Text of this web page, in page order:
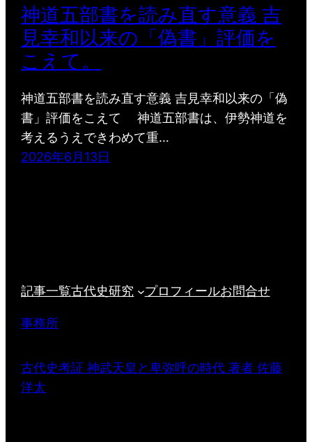
神道五部書を読み直す意義 吉
見幸和以来の「偽書」評価を
こえて。
神道五部書を読み直す意義 吉見幸和以来の「偽
書」評価をこえて 神道五部書は、伊勢神道を
考えるうえできわめて重…
2026年6月13日
記事一覧古代史研究 プロフィールお問合せ
事務所
古代史考証 神武天皇と卑弥呼の時代 著者 佐藤
洋太